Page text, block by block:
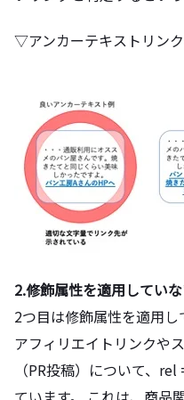
▽アンカーテキストリン
2.修飾属性を適用してい
2つ目は修飾属性を適用
アフィリエイトリンクや
（PR投稿）について、